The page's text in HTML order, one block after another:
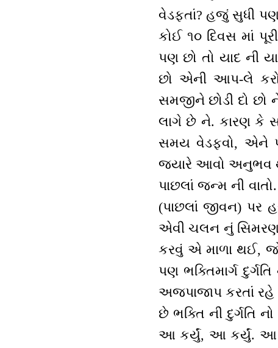
વેડફતાં? હજું સુધી
કોઈ ૧૦ દિવસ માં
પણ છો તો યાદ ની
છો એની આપ-લે
સમજીને છોડી દો છો
લાગે છે ને. કારણ કે
સમય વેડફવો, એને
જ્યારે આવો અનુભવ
પાછલાં જન્મ ની
(પાછલાં જીવન)
એવી ચલન નું સિમરણ
કરવું એ માળા થઈ,
પણ ભક્તિમાર્ગ
અજપાજાપ કરતાં
છે ભક્તિ ની દુર્ગતિ
આ કર્યું, આ કર્યું. આ